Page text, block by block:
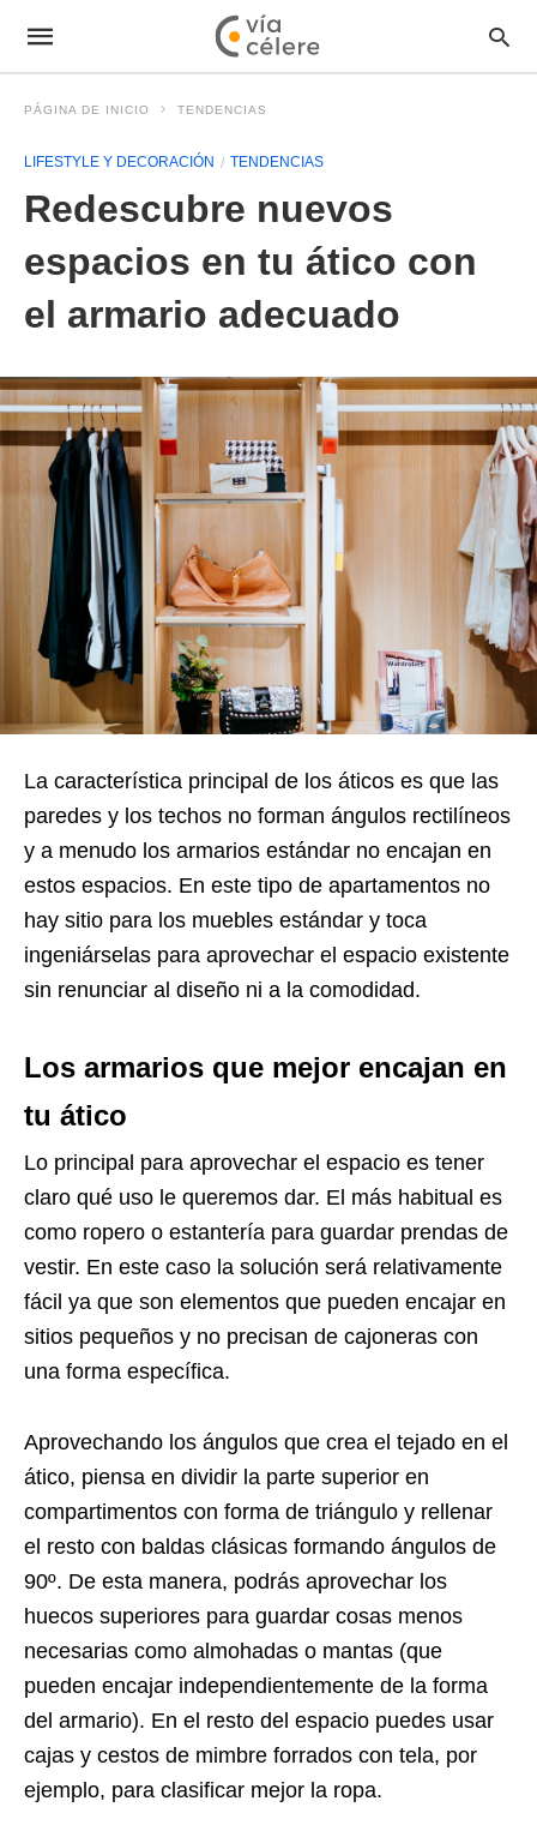
PÁGINA DE INICIO TENDENCIAS
LIFESTYLE Y DECORACIÓN TENDENCIAS
Redescubre nuevos
espacios en tu ático con
el armario adecuado
La característica principal de los áticos es que las
paredes y los techos no forman ángulos rectilíneos
y a menudo los armarios estándar no encajan en
estos espacios. En este tipo de apartamentos no
hay sitio para los muebles estándar y toca
ingeniárselas para aprovechar el espacio existente
sin renunciar al diseño ni a la comodidad.
Los armarios que mejor encajan en
tu ático
Lo principal para aprovechar el espacio es tener
claro qué uso le queremos dar. El más habitual es
como ropero o estantería para guardar prendas de
vestir. En este caso la solución será relativamente
fácil ya que son elementos que pueden encajar en
sitios pequeños y no precisan de cajoneras con
una forma específica.
Aprovechando los ángulos que crea el tejado en el
ático, piensa en dividir la parte superior en
compartimentos con forma de triángulo y rellenar
el resto con baldas clásicas formando ángulos de
90º. De esta manera, podrás aprovechar los
huecos superiores para guardar cosas menos
necesarias como almohadas o mantas (que
pueden encajar independientemente de la forma
del armario). En el resto del espacio puedes usar
cajas y cestos de mimbre forrados con tela, por
ejemplo, para clasificar mejor la ropa.